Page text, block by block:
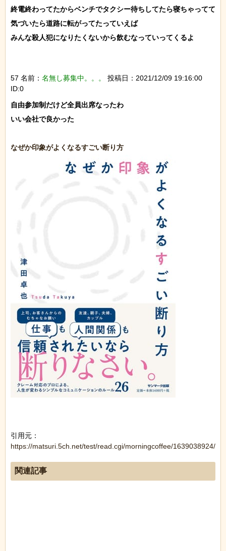
終電終わってたからベンチでタクシー待ちしてたら寝ちゃってて
気づいたら道路に転がってたっていえば
みんな殺人犯になりたくないから飲むなっていってくるよ
57 名前： 名無し募集中。。。
投稿日：2021/12/09 19:16:00
ID:0
自由参加制だけど全員出席なったわ
いい会社で良かった
引用元：
https://matsuri.5ch.net/test/read.cgi/morningcoffee/1639038924/
関連記事